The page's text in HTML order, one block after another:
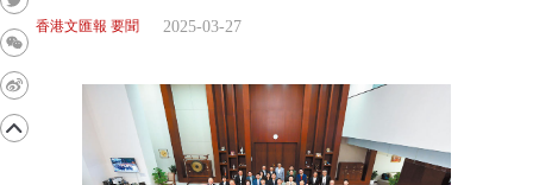
香港文匯報 要聞 2025-03-27